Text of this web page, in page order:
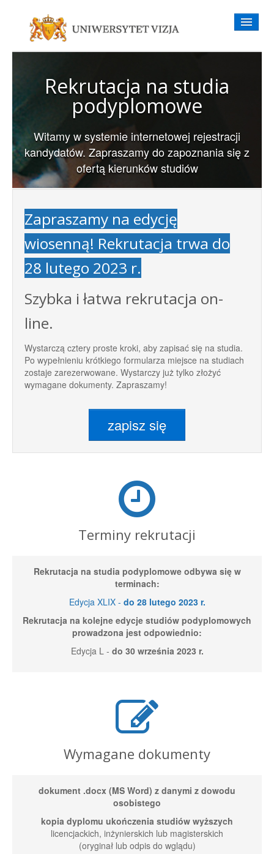
Rekrutacja na studia
podyplomowe
Witamy w systemie internetowej rejestracji
kandydatów. Zapraszamy do zapoznania się z
ofertą kierunków studiów
Zapraszamy na edycję
wiosenną! Rekrutacja trwa do
28 lutego 2023 r.
Szybka i łatwa rekrutacja on-
line.
Wystarczą cztery proste kroki, aby zapisać się na studia.
Po wypełnieniu krótkiego formularza miejsce na studiach
zostaje zarezerwowane. Wystarczy już tylko złożyć
wymagane dokumenty. Zapraszamy!
zapisz się
Terminy rekrutacji
Rekrutacja na studia podyplomowe odbywa się w
terminach:
Edycja XLIX - do 28 lutego 2023 r.
Rekrutacja na kolejne edycje studiów podyplomowych
prowadzona jest odpowiednio:
Edycja L - do 30 września 2023 r.
Wymagane dokumenty
dokument .docx (MS Word) z danymi z dowodu
osobistego
kopia dyplomu ukończenia studiów wyższych
licencjackich, inżynierskich lub magisterskich
(oryginał lub odpis do wglądu)